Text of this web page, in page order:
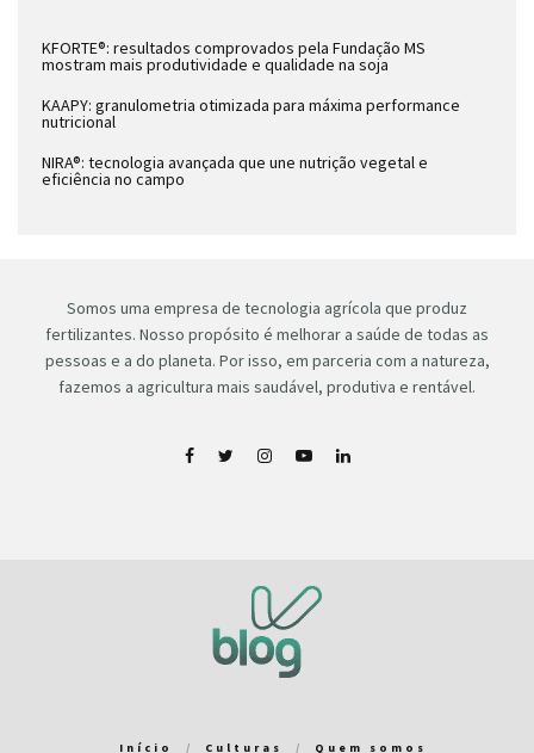
KFORTE®: resultados comprovados pela Fundação MS
mostram mais produtividade e qualidade na soja
KAAPY: granulometria otimizada para máxima performance
nutricional
NIRA®: tecnologia avançada que une nutrição vegetal e
eficiência no campo
Somos uma empresa de tecnologia agrícola que produz
fertilizantes. Nosso propósito é melhorar a saúde de todas as
pessoas e a do planeta. Por isso, em parceria com a natureza,
fazemos a agricultura mais saudável, produtiva e rentável.
Início Culturas Quem somos